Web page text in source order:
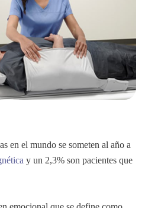
en el mundo se someten al año a
y un 2,3% son pacientes que